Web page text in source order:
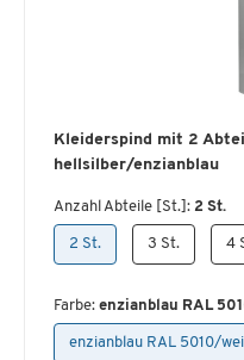
Kleiderspind mit 2
hellsilber/enzianblau
Anzahl Abteile [St.]: 2 St.
2 St. 3 St. 4
Farbe: enzianblau RAL
enzianblau RAL 5010/